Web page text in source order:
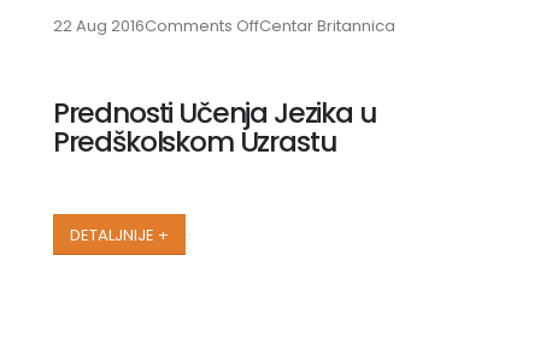
22 Aug 2016Comments Offon
u
Predškolskom
Centar Britannica
Prednosti Učenja Jezika u
Predškolskom Uzrastu
DETALJNIJE +